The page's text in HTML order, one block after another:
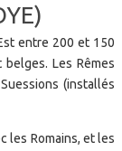
entre 200 et 150
Les Rêmes
(installés
les Romains, et les